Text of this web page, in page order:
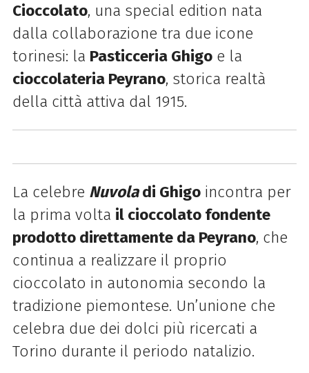
Cioccolato, una special edition nata
dalla collaborazione tra due icone
torinesi: la Pasticceria Ghigoe la
cioccolateria Peyrano, storica realtà
della città attiva dal 1915.
La celebre Nuvoladi Ghigoincontra per
la prima volta il cioccolato fondente
prodotto direttamente da Peyrano, che
continua a realizzare il proprio
cioccolato in autonomia secondo la
tradizione piemontese. Un’unione che
celebra due dei dolci più ricercati a
Torino durante il periodo natalizio.